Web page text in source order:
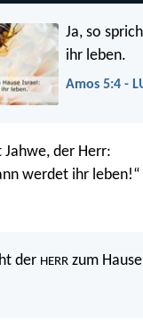
Ja, so
ihr leben.
Amos 5:4 -
Jahwe, der Herr:
werdet ihr leben!“
der HERR zum